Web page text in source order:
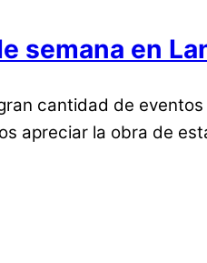
semana en
cantidad de
apreciar la obra de